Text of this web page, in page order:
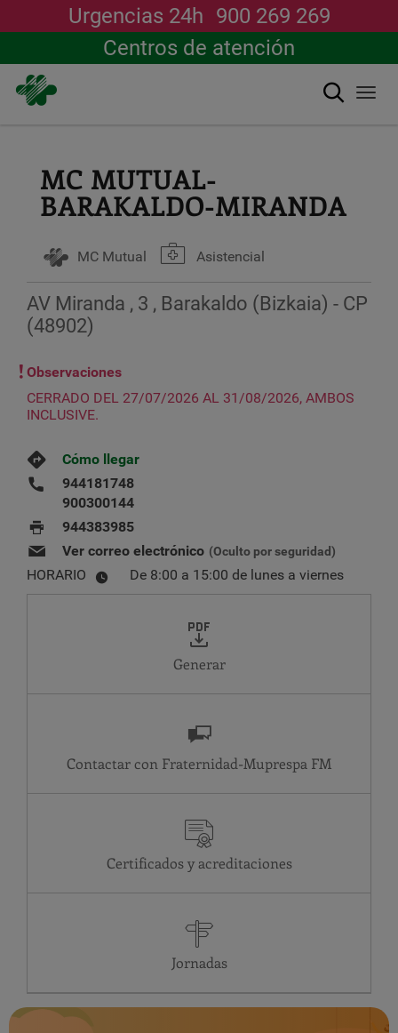
contenido
principal
Urgencias 24h 900 269 269
Centros de atención
Buscar
MC MUTUAL-
BARAKALDO-MIRANDA
MC Mutual Asistencial
AV Miranda , 3 , Barakaldo (Bizkaia) - CP
(48902)
Observaciones
CERRADO DEL 27/07/2026 AL 31/08/2026, AMBOS
INCLUSIVE.
Cómo llegar
944181748
900300144
944383985
Ver correo electrónico (Oculto por seguridad)
HORARIO De 8:00 a 15:00 de lunes a viernes
Generar
Contactar con Fraternidad-Muprespa
Certificados y acreditaciones
Jornadas